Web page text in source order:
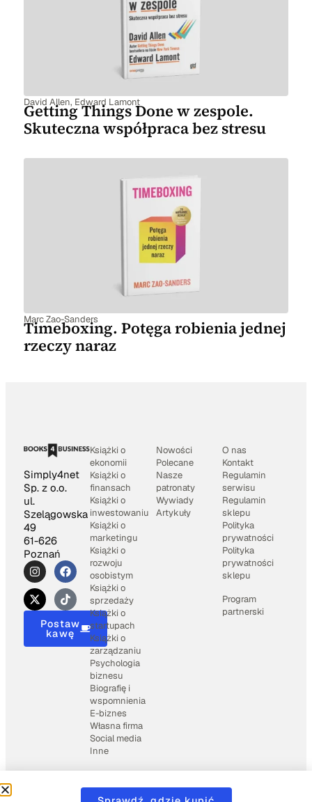
David Allen, Edward Lamont
Getting Things Done w zespole.
Skuteczna współpraca bez stresu
Marc Zao-Sanders
Timeboxing. Potęga robienia jednej
rzeczy naraz
Simply4net
Sp. z o.o.
ul.
Szelągowska
49
61-626
Poznań
Postaw
kawę
Książki o
ekonomii
Książki o
finansach
Książki o
inwestowaniu
Książki o
marketingu
Książki o
rozwoju
osobistym
Książki o
sprzedaży
Książki o
startupach
Książki o
zarządzaniu
Psychologia
biznesu
Biografię i
wspomnienia
E-biznes
Własna firma
Social media
Inne
Nowości
Polecane
Nasze
patronaty
Wywiady
Artykuły
O nas
Kontakt
Regulamin
serwisu
Regulamin
sklepu
Polityka
prywatności
Polityka
prywatności
sklepu
Program
partnerski
2025 © Books4business.pl Wspierane przezWeblio